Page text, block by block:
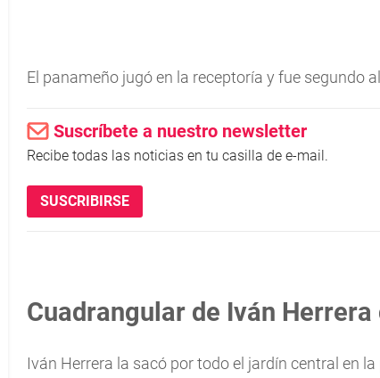
El panameño jugó en la receptoría y fue segundo
Suscríbete a nuestro newsletter
Recibe todas las noticias en tu casilla de e-mail.
SUSCRIBIRSE
Cuadrangular de Iván
Iván Herrera la sacó por todo el jardín central en